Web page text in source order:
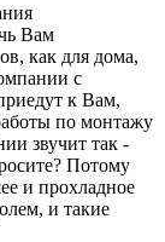
Вам
как для дома,
с
к Вам,
по монтажу
звучит так -
Потому
и прохладное
и такие